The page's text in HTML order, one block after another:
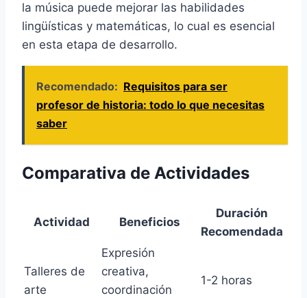
la música puede mejorar las habilidades
lingüísticas y matemáticas, lo cual es esencial
en esta etapa de desarrollo.
Recomendado: Requisitos para ser
profesor de historia: todo lo que necesitas
saber
Comparativa de Actividades
Actividad Beneficios
Duración
Recomendada
Talleres de
arte
Expresión
creativa,
coordinación
1-2 horas